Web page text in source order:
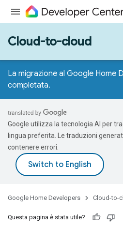
Cloud-to-cloud
La migrazione al Google Home
completata.
Google utilizza la tecnologia AI per
lingua preferita. Le traduzioni
contenere errori.
Google Home Developers Cloud-to-
Questa pagina è stata utile?